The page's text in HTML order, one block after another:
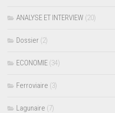
ANALYSE ET INTERVIEW (20)
Dossier (2)
ECONOMIE (34)
Ferroviaire (3)
Lagunaire (7)